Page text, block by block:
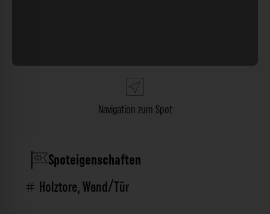
Navigation zum Spot
Spoteigenschaften
Holztore,Wand/Tür